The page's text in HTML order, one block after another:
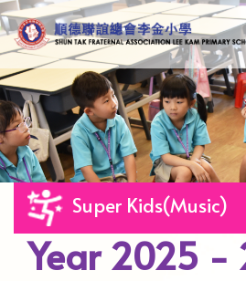
Super Kids(Music)
Year 2025 -